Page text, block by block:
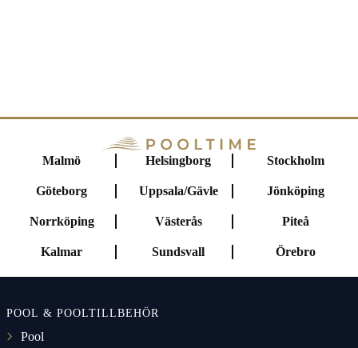
Malmö Helsingborg Stockholm
Göteborg Uppsala/Gävle Jönköping
Norrköping Västerås Piteå
Kalmar Sundsvall Örebro
POOL & POOLTILLBEHÖR
Pool